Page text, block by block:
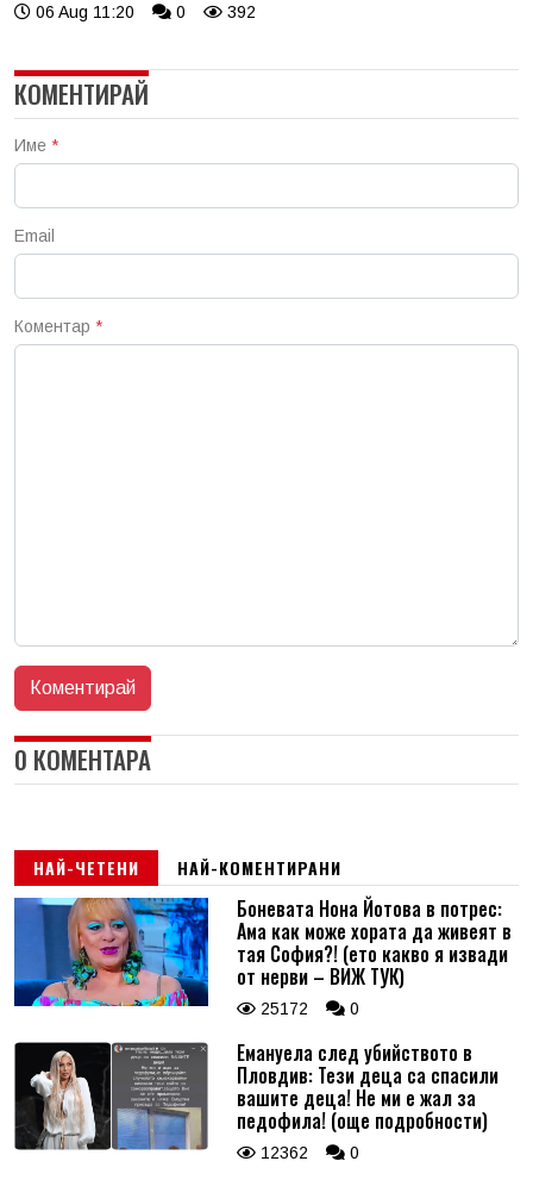
06 Aug 11:20 0 392
КОМЕНТИРАЙ
Име *
Email
Коментар *
0 КОМЕНТАРА
НАЙ-ЧЕТЕНИ НАЙ-КОМЕНТИРАНИ
Боневата Нона Йотова в потрес:
Ама как може хората да живеят в
тая София?! (ето какво я извади
от нерви – ВИЖ ТУК)
25172 0
Емануела след убийството в
Пловдив: Тези деца са спасили
вашите деца! Не ми е жал за
педофила! (още подробности)
12362 0